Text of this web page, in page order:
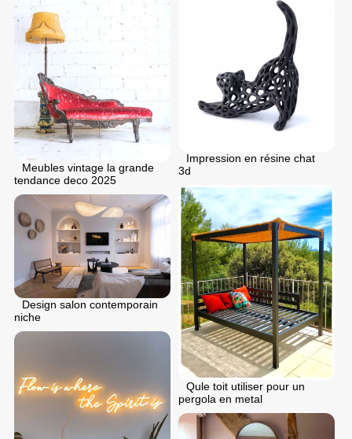
Impression en résine chat
3d
Meubles vintage la grande
tendance deco 2025
Qule toit utiliser pour un
pergola en metal
Design salon contemporain
niche